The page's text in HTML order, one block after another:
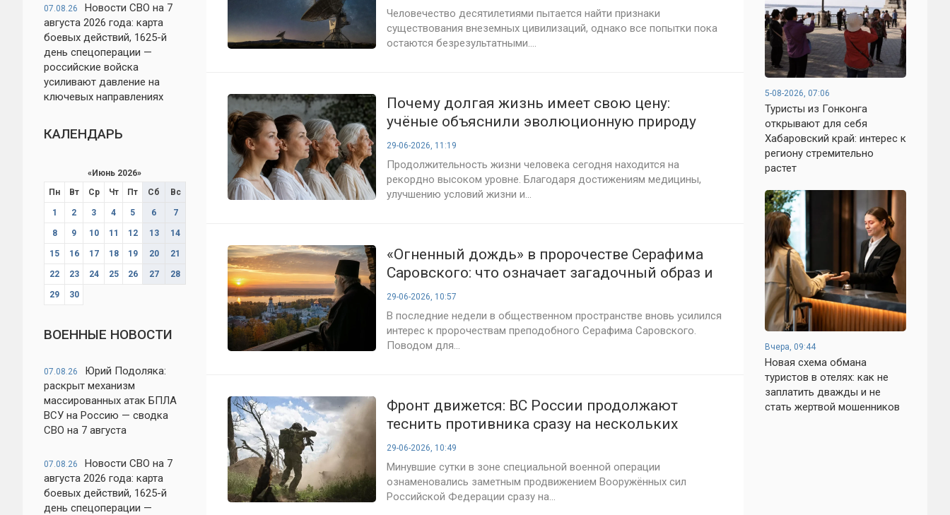
07.08.26
Новости СВО на 7
августа 2026 года: карта
боевых действий, 1625-й
день спецоперации —
российские войска
усиливают давление на
ключевых направлениях
КАЛЕНДАРЬ
«Июнь 2026»
Пн
Вт Ср Чт Пт Сб Вс
1 2 3 4 5 6 7
8 9 10 11 12 13 14
15 16 17 18 19 20 21
22 23 24 25 26 27 28
29 30
ВОЕННЫЕ НОВОСТИ
07.08.26
Юрий Подоляка:
раскрыт механизм
массированных атак БПЛА
ВСУ на Россию — сводка
СВО на 7 августа
07.08.26
Новости СВО на 7
августа 2026 года: карта
боевых действий, 1625-й
день спецоперации —
Человечество десятилетиями пытается найти признаки
существования внеземных цивилизаций, однако все попытки пока
остаются безрезультатными....
Почему долгая жизнь имеет свою цену:
учёные объяснили эволюционную природу
старения
29-06-2026, 11:19
Продолжительность жизни человека сегодня находится на
рекордно высоком уровне. Благодаря достижениям медицины,
улучшению условий жизни и...
«Огненный дождь» в пророчестве Серафима
Саровского: что означает загадочный образ и
как его объясняют священнослужители
29-06-2026, 10:57
В последние недели в общественном пространстве вновь усилился
интерес к пророчествам преподобного Серафима Саровского.
Поводом для...
Фронт движется: ВС России продолжают
теснить противника сразу на нескольких
направлениях — итоги 1586-го дня СВО, 29
июня 2026 года
29-06-2026, 10:49
Минувшие сутки в зоне специальной военной операции
ознаменовались заметным продвижением Вооружённых сил
Российской Федерации сразу на...
5-08-2026, 07:06
Туристы из Гонконга
открывают для себя
Хабаровский край: интерес к
региону стремительно
растет
Вчера, 09:44
Новая схема обмана
туристов в отелях: как не
заплатить дважды и не
стать жертвой мошенников